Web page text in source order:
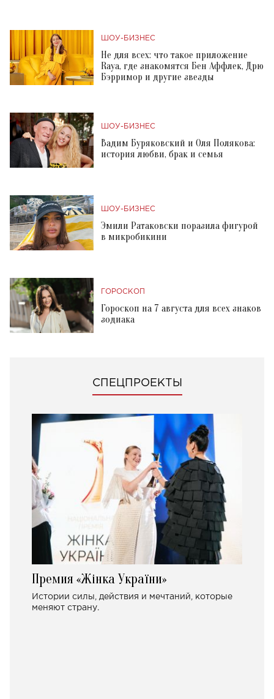
ШОУ-БИЗНЕС
Не для всех: что такое приложение
Raya, где знакомятся Бен Аффлек, Дрю
Бэрримор и другие звезды
ШОУ-БИЗНЕС
Вадим Буряковский и Оля Полякова:
история любви, брак и семья
ШОУ-БИЗНЕС
Эмили Ратаковски поразила фигурой
в микробикини
ГОРОСКОП
Гороскоп на 7 августа для всех знаков
зодиака
СПЕЦПРОЕКТЫ
Премия «Жінка України»
Истории силы, действия и мечтаний, которые
меняют страну.